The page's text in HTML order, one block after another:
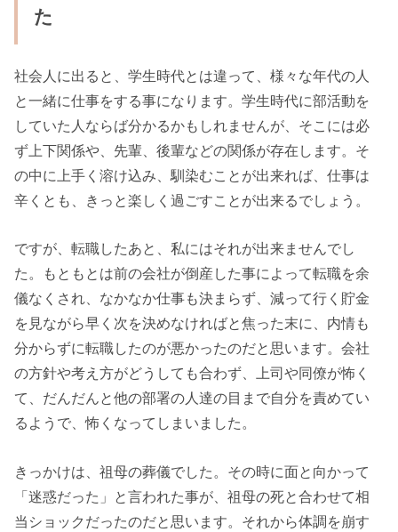
た
社会人に出ると、学生時代とは違って、様々な年代の人
と一緒に仕事をする事になります。学生時代に部活動を
していた人ならば分かるかもしれませんが、そこには必
ず上下関係や、先輩、後輩などの関係が存在します。そ
の中に上手く溶け込み、馴染むことが出来れば、仕事は
辛くとも、きっと楽しく過ごすことが出来るでしょう。
ですが、転職したあと、私にはそれが出来ませんでし
た。もともとは前の会社が倒産した事によって転職を余
儀なくされ、なかなか仕事も決まらず、減って行く貯金
を見ながら早く次を決めなければと焦った末に、内情も
分からずに転職したのが悪かったのだと思います。会社
の方針や考え方がどうしても合わず、上司や同僚が怖く
て、だんだんと他の部署の人達の目まで自分を責めてい
るようで、怖くなってしまいました。
きっかけは、祖母の葬儀でした。その時に面と向かって
「迷惑だった」と言われた事が、祖母の死と合わせて相
当ショックだったのだと思います。それから体調を崩す